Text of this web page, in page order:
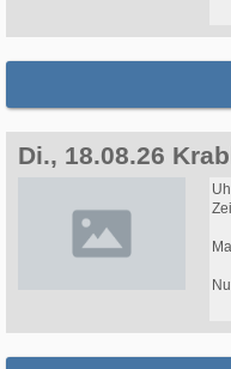
Di., 18.08.26